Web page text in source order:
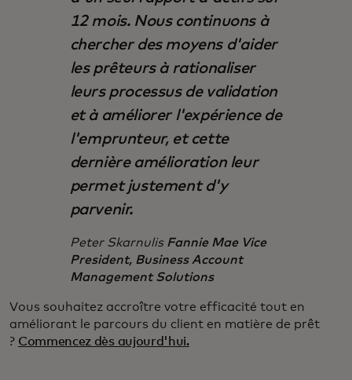
12 mois. Nous continuons à
chercher des moyens d'aider
les prêteurs à rationaliser
leurs processus de validation
et à améliorer l'expérience de
l'emprunteur, et cette
dernière amélioration leur
permet justement d'y
parvenir.
Peter Skarnulis Fannie Mae Vice
President, Business Account
Management Solutions
Vous souhaitez accroître votre efficacité tout en
améliorant le parcours du client en matière de prêt
? Commencez dès aujourd'hui.